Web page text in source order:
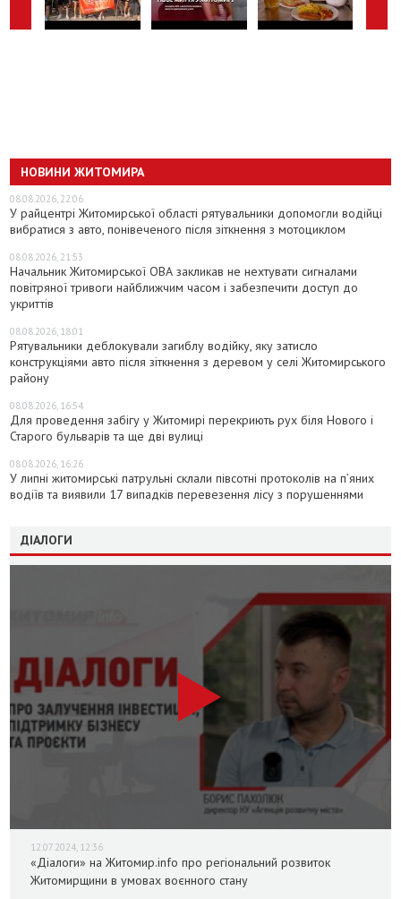
НОВИНИ ЖИТОМИРА
08.08.2026, 22:06
У райцентрі Житомирської області рятувальники допомогли водійці
вибратися з авто, понівеченого після зіткнення з мотоциклом
08.08.2026, 21:53
Начальник Житомирської ОВА закликав не нехтувати сигналами
повітряної тривоги найближчим часом і забезпечити доступ до
укриттів
08.08.2026, 18:01
Рятувальники деблокували загиблу водійку, яку затисло
конструкціями авто після зіткнення з деревом у селі Житомирського
району
08.08.2026, 16:54
Для проведення забігу у Житомирі перекриють рух біля Нового і
Старого бульварів та ще дві вулиці
08.08.2026, 16:26
У липні житомирські патрульні склали півсотні протоколів на пʼяних
водіїв та виявили 17 випадків перевезення лісу з порушеннями
ДІАЛОГИ
12.07.2024, 12:36
«Діалоги» на Житомир.info про регіональний розвиток
Житомирщини в умовах воєнного стану